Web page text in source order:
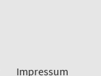
Impressum